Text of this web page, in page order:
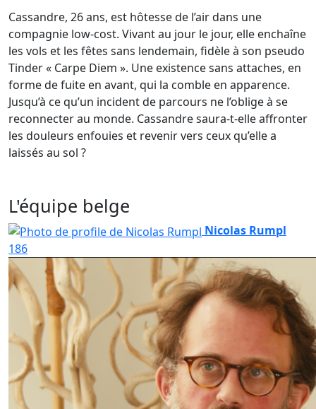
Cassandre, 26 ans, est hôtesse de l’air dans une
compagnie low-cost. Vivant au jour le jour, elle enchaîne
les vols et les fêtes sans lendemain, fidèle à son pseudo
Tinder « Carpe Diem ». Une existence sans attaches, en
forme de fuite en avant, qui la comble en apparence.
Jusqu’à ce qu’un incident de parcours ne l’oblige à se
reconnecter au monde. Cassandre saura-t-elle affronter
les douleurs enfouies et revenir vers ceux qu’elle a
laissés au sol ?
L'équipe belge
Nicolas Rumpl
186